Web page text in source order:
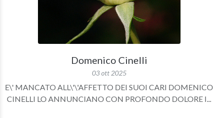
Domenico Cinelli
03 ott 2025
E\' MANCATO ALL\'\'AFFETTO DEI SUOI CARI DOMENICO
CINELLI LO ANNUNCIANO CON PROFONDO DOLORE I...